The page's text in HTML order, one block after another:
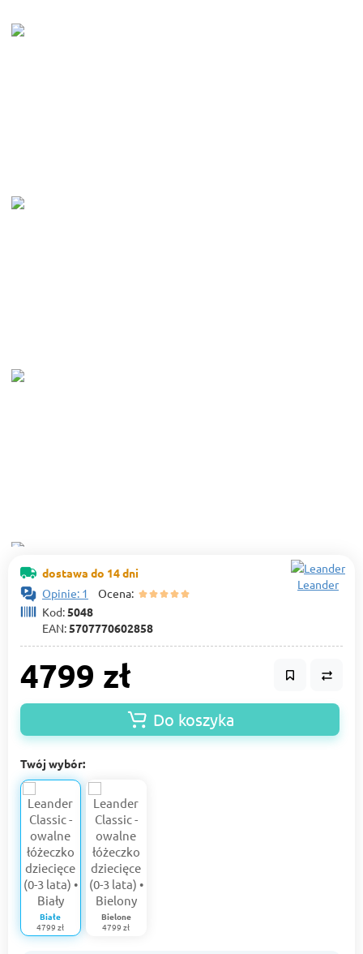
dostawa do 14 dni
Opinie: 1
Ocena:
Kod:5048
EAN:5707770602858
Leander
4799 zł
Do koszyka
Twój wybór:
Białe
4799 zł
Bielone
4799 zł